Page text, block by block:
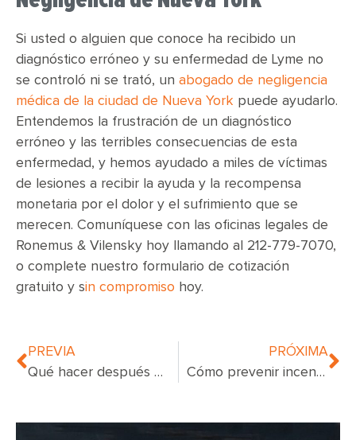
Si usted o alguien que conoce ha recibido un
diagnóstico erróneo y su enfermedad de Lyme no
se controló ni se trató, un abogado de negligencia
médica de la ciudad de Nueva York puede ayudarlo.
Entendemos la frustración de un diagnóstico
erróneo y las terribles consecuencias de esta
enfermedad, y hemos ayudado a miles de víctimas
de lesiones a recibir la ayuda y la recompensa
monetaria por el dolor y el sufrimiento que se
merecen. Comuníquese con las oficinas legales de
Ronemus & Vilensky hoy llamando al 212-779-7070,
o complete nuestro formulario de cotización
gratuito y sin compromiso hoy.
PREVIA
Qué hacer después de un accidente de moto acuática
PRÓXIMA
Cómo prevenir incendios en apartamentos en Nueva York